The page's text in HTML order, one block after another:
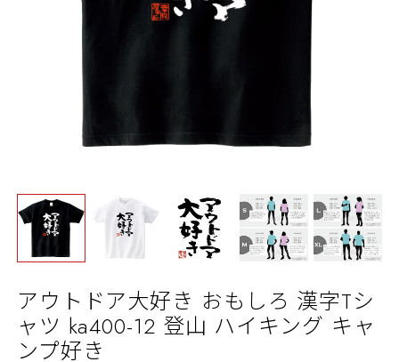
アウトドア大好き おもしろ 漢字Tシ
ャツ ka400-12 登山 ハイキング キャ
ンプ好き